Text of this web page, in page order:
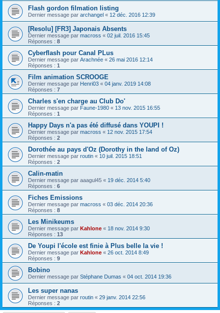
Flash gordon filmation listing
Dernier message par archangel « 12 déc. 2016 12:39
[Resolu] [FR3] Japonais Absents
Dernier message par macross « 02 juil. 2016 15:45
Réponses : 8
Cyberflash pour Canal PLus
Dernier message par Arachnée « 26 mai 2016 12:14
Réponses : 1
Film animation SCROOGE
Dernier message par Henri03 « 04 janv. 2019 14:08
Réponses : 7
Charles s'en charge au Club Do'
Dernier message par Faune-1980 « 13 nov. 2015 16:55
Réponses : 1
Happy Days n'a pas été diffusé dans YOUPI !
Dernier message par macross « 12 nov. 2015 17:54
Réponses : 2
Dorothée au pays d'Oz (Dorothy in the land of Oz)
Dernier message par routin « 10 juil. 2015 18:51
Réponses : 2
Calin-matin
Dernier message par aaagul45 « 19 déc. 2014 5:40
Réponses : 6
Fiches Emissions
Dernier message par macross « 03 déc. 2014 20:36
Réponses : 8
Les Minikeums
Dernier message par Kahlone « 18 nov. 2014 9:30
Réponses : 13
De Youpi l'école est finie à Plus belle la vie !
Dernier message par Kahlone « 26 oct. 2014 8:49
Réponses : 9
Bobino
Dernier message par Stéphane Dumas « 04 oct. 2014 19:36
Les super nanas
Dernier message par routin « 29 janv. 2014 22:56
Réponses : 2